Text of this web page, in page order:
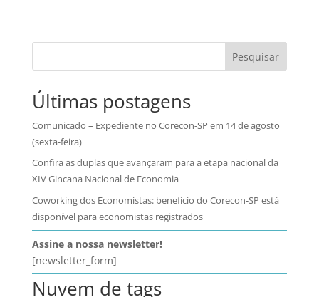
Pesquisar
Últimas postagens
Comunicado – Expediente no Corecon-SP em 14 de agosto
(sexta-feira)
Confira as duplas que avançaram para a etapa nacional da
XIV Gincana Nacional de Economia
Coworking dos Economistas: benefício do Corecon-SP está
disponível para economistas registrados
Assine a nossa newsletter!
[newsletter_form]
Nuvem de tags